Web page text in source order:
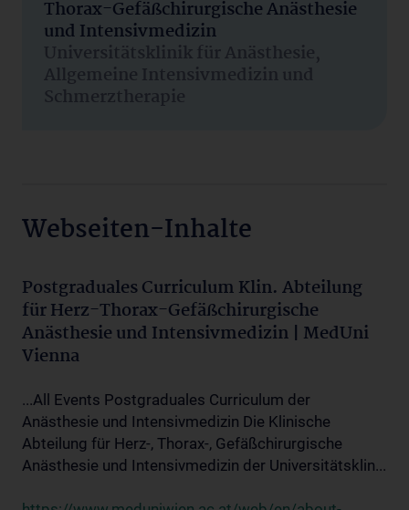
Thorax-Gefäßchirurgische Anästhesie
und Intensivmedizin
Universitätsklinik für Anästhesie,
Allgemeine Intensivmedizin und
Schmerztherapie
Webseiten-Inhalte
Postgraduales Curriculum Klin. Abteilung
für Herz-Thorax-Gefäßchirurgische
Anästhesie und Intensivmedizin | MedUni
Vienna
...All Events Postgraduales Curriculum der
Anästhesie und Intensivmedizin Die Klinische
Abteilung für Herz-, Thorax-, Gefäßchirurgische
Anästhesie und Intensivmedizin der Universitätsklin...